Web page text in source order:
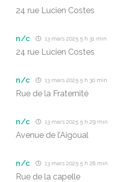
24 rue Lucien Costes
n/c 13 mars 2025 5 h 31 min
24 rue Lucien Costes
n/c 13 mars 2025 5 h 30 min
Rue de la Fraternité
n/c 13 mars 2025 5 h 29 min
Avenue de l’Aigoual
n/c 13 mars 2025 5 h 28 min
Rue de la capelle